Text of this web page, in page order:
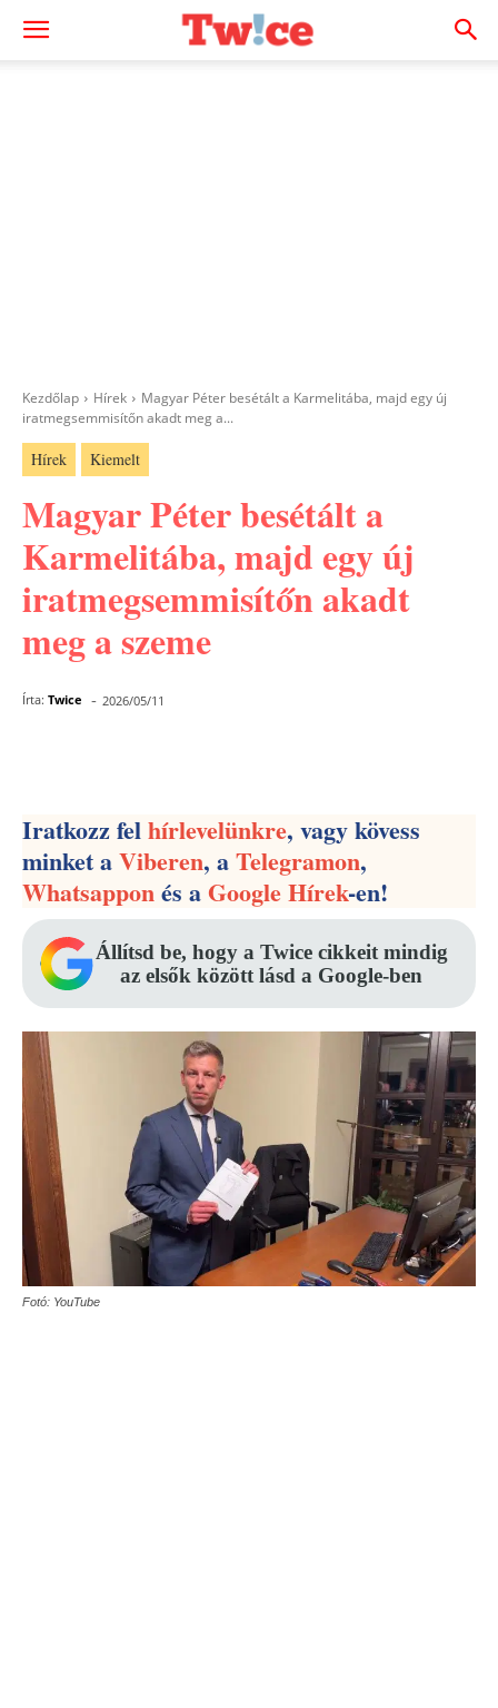
Kezdőlap Hírek
Magyar Péter besétált a Karmelitába, majd egy új
iratmegsemmisítőn akadt meg a...
Hírek Kiemelt
Magyar Péter besétált a
Karmelitába, majd egy új
iratmegsemmisítőn akadt
meg a szeme
Írta: Twice - 2026/05/11
Iratkozz felhírlevelünkre, vagy kövess
minket aViberen, aTelegramon,
Whatsapponés aGoogle Hírek-en!
Állítsd be, hogy a Twice cikkeit mindig
az elsők között lásd a Google-ben
Fotó: YouTube